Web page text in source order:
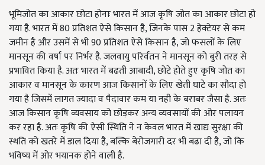
भूमिजोत का आकार छोटा होनाः भारत में आज कृषि जोत का आकार छोटा हो
गया है. भारत में80प्रतिशत ऐसे किसान है, जिनके पास2हेक्टेयर से कम
जमीन है और उसमें से भी90प्रतिशत ऐसे किसान है, जो फसलों के लिए
मानसून की वर्षा पर निर्भर है. जलवायु परिर्वतन ने मानसून को बुरी तरह से
प्रभावित किया है. अतः भारत में बढती आबादी,छोटे होते हुए कृषि जोत का
आकार व मानसून के कारण आज किसानों के लिए खेती घाटे का सौदा हो
गया है जिसमें लागत ज्यादा व पैदावार कम या नही के बराबर जैसा है. अतः
आज किसान कृषि व्यवसाय को छोड़कर अन्य व्यवसायों की ओर पलायन
कर रहा है. अतः कृषि की ऐसी स्थिति ने न केवल भारत में खाद्य सुरक्षा की
स्थति को खतरे में डाल दिया है, बल्कि बेरोजगारी दर भी बढा दी है, जो कि
भविष्य में ओर भयानक होने वाली है.